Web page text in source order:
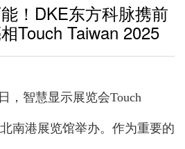
！DKE东方科脉携前
Touch Taiwan 2025
，智慧显示展览会Touch
南港展览馆举办。作为重要的